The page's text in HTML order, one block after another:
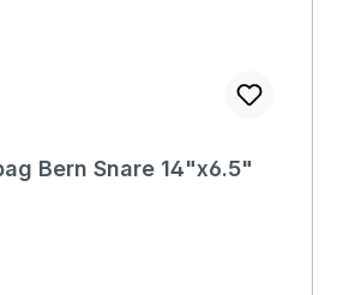
Bern Snare 14"x6.5"